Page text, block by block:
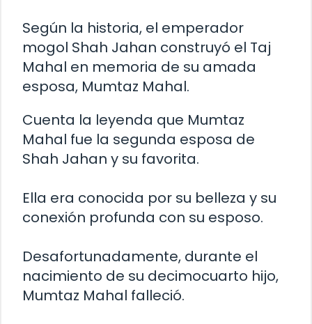
Según la historia, el emperador
mogol Shah Jahan construyó el Taj
Mahal en memoria de su amada
esposa, Mumtaz Mahal.
Cuenta la leyenda que Mumtaz
Mahal fue la segunda esposa de
Shah Jahan y su favorita.
Ella era conocida por su belleza y su
conexión profunda con su esposo.
Desafortunadamente, durante el
nacimiento de su decimocuarto hijo,
Mumtaz Mahal falleció.